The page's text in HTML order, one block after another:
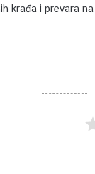
krađa i prevara